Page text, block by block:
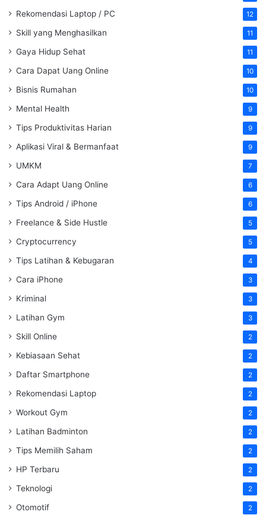
Rekomendasi Laptop / PC 12
Skill yang Menghasilkan 11
Gaya Hidup Sehat 11
Cara Dapat Uang Online 10
Bisnis Rumahan 10
Mental Health 9
Tips Produktivitas Harian 9
Aplikasi Viral & Bermanfaat 9
UMKM 7
Cara Adapt Uang Online 6
Tips Android / iPhone 6
Freelance & Side Hustle 5
Cryptocurrency 5
Tips Latihan & Kebugaran 4
Cara iPhone 3
Kriminal 3
Latihan Gym 3
Skill Online 2
Kebiasaan Sehat 2
Daftar Smartphone 2
Rekomendasi Laptop 2
Workout Gym 2
Latihan Badminton 2
Tips Memilih Saham 2
HP Terbaru 2
Teknologi 2
Otomotif 2